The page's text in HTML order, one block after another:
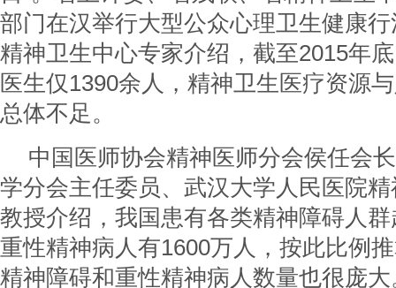
部门在汉举行大型公众心理卫生健康
精神卫生中心专家介绍，截至2015年
医生仅1390余人，精神卫生医疗资源
总体不足。
中国医师协会精神医师分会侯任会
学分会主任委员、武汉大学人民医院
教授介绍，我国患有各类精神障碍人
重性精神病人有1600万人，按此比例
精神障碍和重性精神病人数量也很庞大